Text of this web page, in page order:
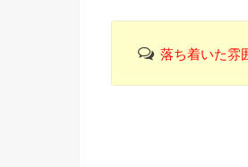
落ち着いた雰